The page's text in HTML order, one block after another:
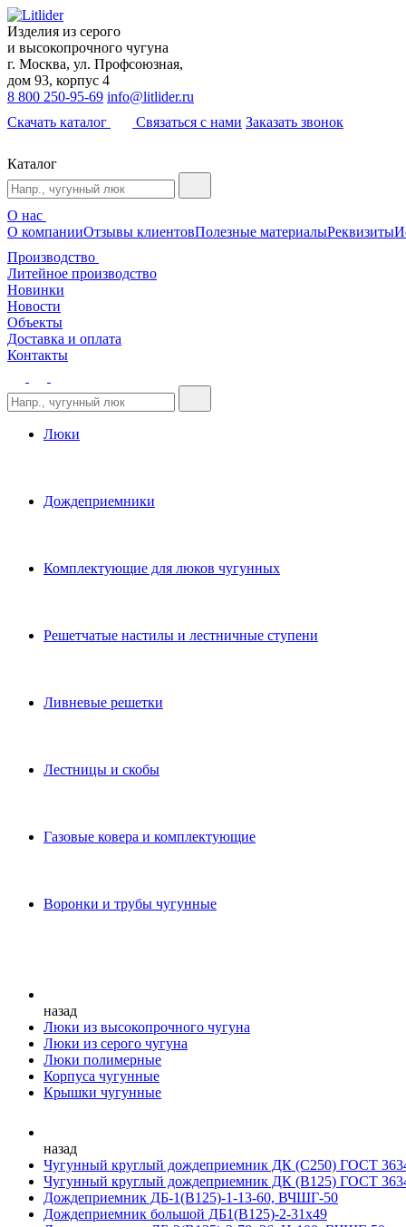
Изделия из серого
и высокопрочного чугуна
г. Москва, ул. Профсоюзная,
дом 93, корпус 4
8 800 250-95-69 info@litlider.ru
Скачать каталог
Связаться с нами Заказать звонок
Каталог
О нас
О компанииОтзывы клиентовПолезные материалыРеквизиты
Производство
Литейное производство
Новинки
Новости
Объекты
Доставка и оплата
Контакты
Люки
Дождеприемники
Комплектующие для люков чугунных
Решетчатые настилы и лестничные ступени
Ливневые решетки
Лестницы и скобы
Газовые ковера и комплектующие
Воронки и трубы чугунные
назад
Люки из высокопрочного чугуна
Люки из серого чугуна
Люки полимерные
Корпуса чугунные
Крышки чугунные
назад
Чугунный круглый дождеприемник ДК (С250) ГОСТ
Чугунный круглый дождеприемник ДК (В125) ГОСТ
Дождеприемник ДБ-1(В125)-1-13-60, ВЧШГ-50
Дождеприемник большой ДБ1(В125)-2-31х49